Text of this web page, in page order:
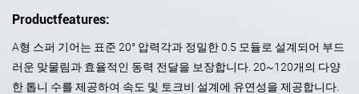
Productfeatures:
A형 스퍼 기어는 표준 20° 압력각과 정밀한 0.5 모듈로 설계되어 부드
러운 맞물림과 효율적인 동력 전달을 보장합니다. 20~120개의 다양
한 톱니 수를 제공하여 속도 및 토크비 설계에 유연성을 제공합니다.